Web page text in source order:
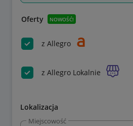
Oferty NOWOŚĆ!
z Allegro
z Allegro Lokalnie
Lokalizacja
Miejscowość